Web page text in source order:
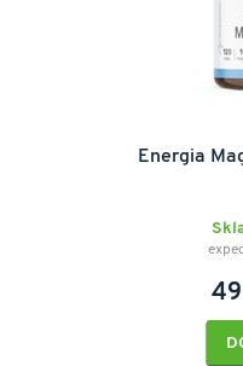
Energia